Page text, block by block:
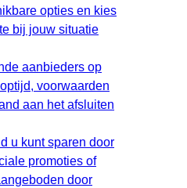
opties en kies
bij jouw situatie
aanbieders op
voorwaarden
aan het afsluiten
u kunt sparen door
promoties of
door